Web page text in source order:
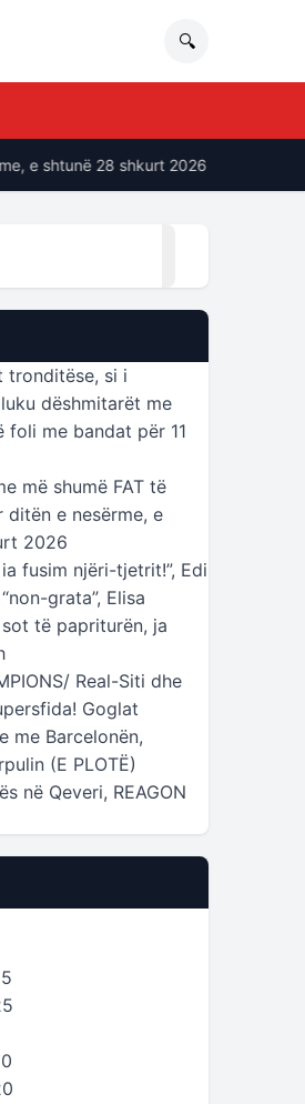
🔍
e shtunë 28 shkurt 2026
tronditëse, si i
dëshmitarët me
foli me bandat për 11
më shumë FAT të
e nesërme, e
2026
fusim njëri-tjetrit!”, Edi
grata”, Elisa
të papriturën, ja
Real-Siti dhe
Goglat
me Barcelonën,
(E PLOTË)
në Qeveri, REAGON